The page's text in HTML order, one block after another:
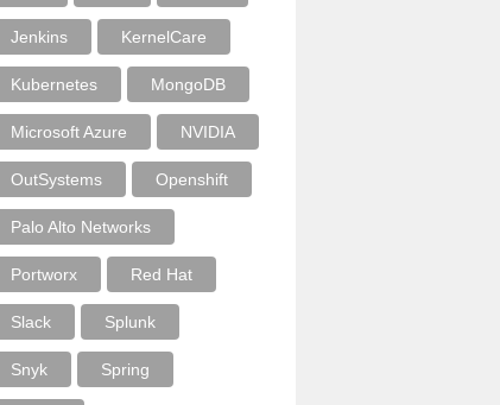
Jenkins KernelCare
Kubernetes MongoDB
Microsoft Azure NVIDIA
OutSystems Openshift
Palo Alto Networks
Portworx Red Hat
Slack Splunk
Snyk Spring